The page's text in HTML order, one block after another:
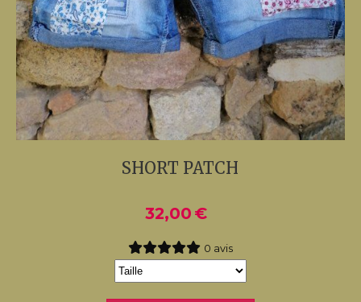
SHORT PATCH
32,00 €
0 avis